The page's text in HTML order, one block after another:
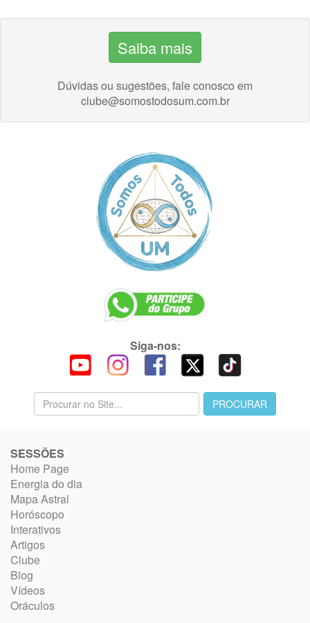
Saiba mais
Dúvidas ou sugestões, fale conosco em
clube@somostodosum.com.br
Siga-nos:
SESSÕES
Home Page
Energia do dia
Mapa Astral
Horóscopo
Interativos
Artigos
Clube
Blog
Vídeos
Oráculos